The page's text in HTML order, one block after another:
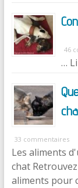
46
…
33 commentaires
Les aliments
chat
aliments pour